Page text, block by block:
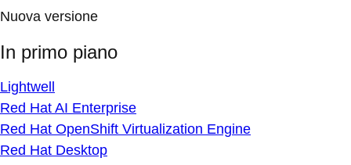
Nuova versione
In primo piano
Lightwell
Red Hat AI Enterprise
Red Hat OpenShift Virtualization Engine
Red Hat Desktop